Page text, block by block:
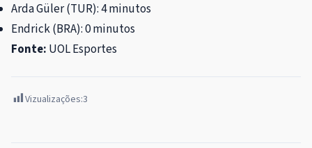
Arda Güler (TUR): 4 minutos
Endrick (BRA): 0 minutos
Fonte: UOL Esportes
Vizualizações:3